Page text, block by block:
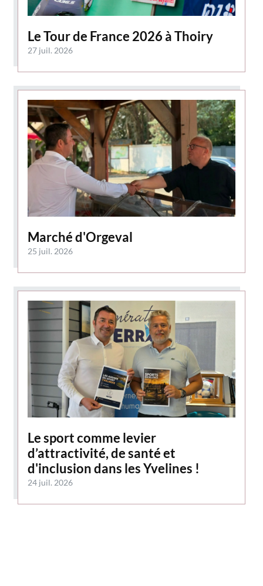
Le Tour de France 2026 à Thoiry
27 juil. 2026
Marché d'Orgeval
25 juil. 2026
Le sport comme levier
d’attractivité, de santé et
d'inclusion dans les Yvelines !
24 juil. 2026